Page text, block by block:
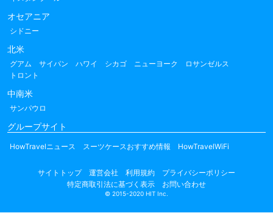
オセアニア
シドニー
北米
グアム サイパン ハワイ シカゴ ニューヨーク
ロサンゼルス
トロント
中南米
サンパウロ
グループサイト
HowTravelニュース スーツケースおすすめ情報 HowTravelWiFi
サイトトップ 運営会社 利用規約
プライバシーポリシー
特定商取引法に基づく表示
お問い合わせ
© 2015-2020 HIT Inc.